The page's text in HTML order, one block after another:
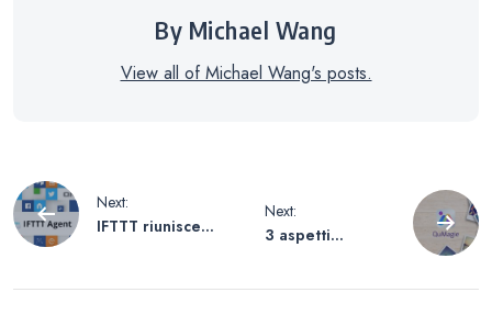
By Michael Wang
View all of Michael Wang's posts.
Navigazione
articoli
Next:
IFTTT riunisce
Next:
3 aspetti
conoscere sulla